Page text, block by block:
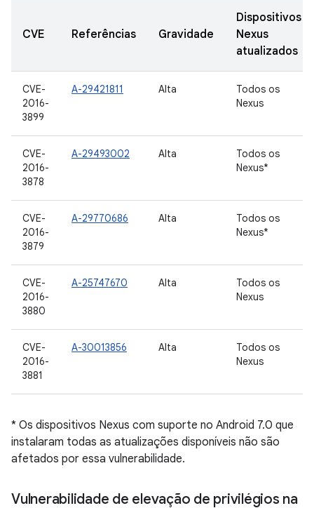
CVE Referências Gravidade
Dispositivos
Nexus
atualizados
CVE-
2016-
3899
A-29421811 Alta
Todos os
Nexus
CVE-
2016-
3878
A-29493002 Alta
Todos os
Nexus*
CVE-
2016-
3879
A-29770686 Alta
Todos os
Nexus*
CVE-
2016-
3880
A-25747670 Alta
Todos os
Nexus
CVE-
2016-
3881
A-30013856 Alta
Todos os
Nexus
* Os dispositivos Nexus com suporte no Android 7.0 que
instalaram todas as atualizações disponíveis não são
afetados por essa vulnerabilidade.
Vulnerabilidade de elevação de privilégios na